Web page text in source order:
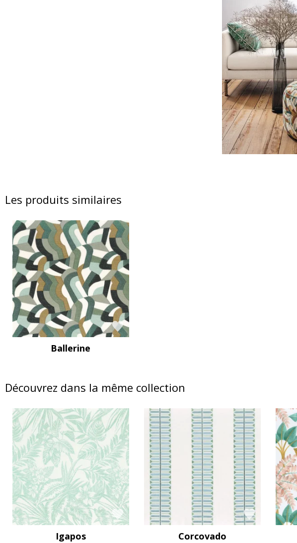
Les produits similaires
Ballerine
Découvrez dans la même collection
Igapos Corcovado